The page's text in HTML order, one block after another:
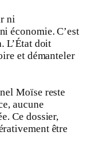
ni
économie. C’est
L’État doit
et démanteler
Moïse reste
aucune
Ce dossier,
être